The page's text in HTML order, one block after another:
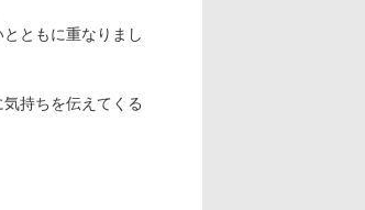
ともに重なりまし
持ちを伝えてくる